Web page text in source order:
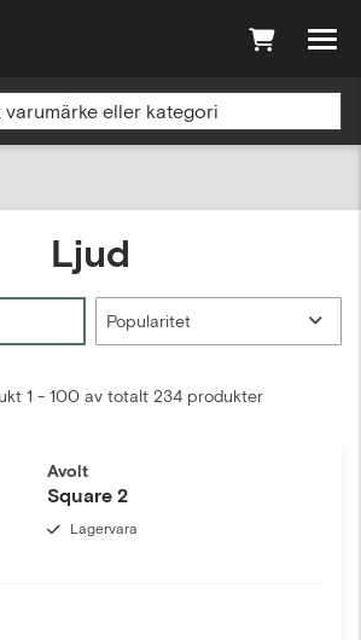
Ljud
1 - 100 av totalt 234 produkter
Avolt
Square 2
Lagervara